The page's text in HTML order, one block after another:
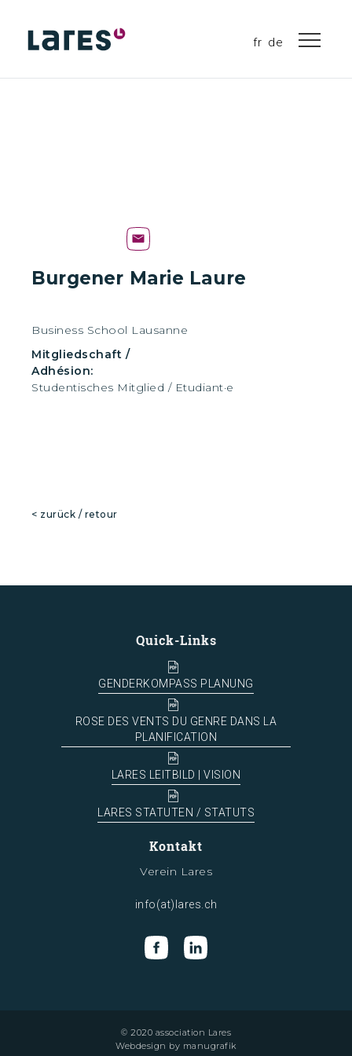
fr de
Burgener Marie Laure
Business School Lausanne
Mitgliedschaft /
Adhésion:
Studentisches Mitglied / Etudiant·e
< zurück / retour
Quick-Links
GENDERKOMPASS PLANUNG
ROSE DES VENTS DU GENRE DANS LA
PLANIFICATION
LARES LEITBILD | VISION
LARES STATUTEN / STATUTS
Kontakt
Verein Lares
info(at)lares.ch
© 2020 association Lares
Webdesign by manugrafik